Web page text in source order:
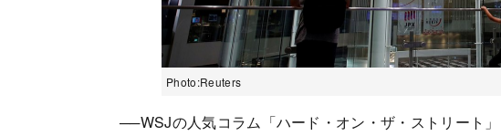
Photo:Reuters
──WSJの人気コラム「ハード・オン・ザ・ストリート」